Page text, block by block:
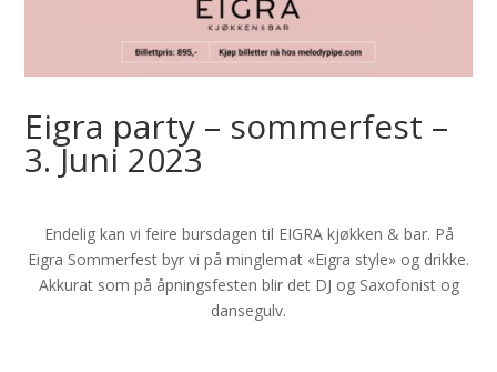
Eigra party – sommerfest –
3. Juni 2023
Endelig kan vi feire bursdagen til EIGRA kjøkken & bar. På
Eigra Sommerfest byr vi på minglemat «Eigra style» og drikke.
Akkurat som på åpningsfesten blir det DJ og Saxofonist og
dansegulv.